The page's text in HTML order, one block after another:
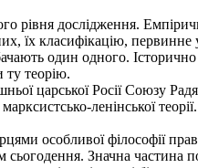
рівня дослідження.
їх класифікацію,
один одного.
ту теорію.
царської Росії Союзу
ленінської
особливої філософії
Значна частина